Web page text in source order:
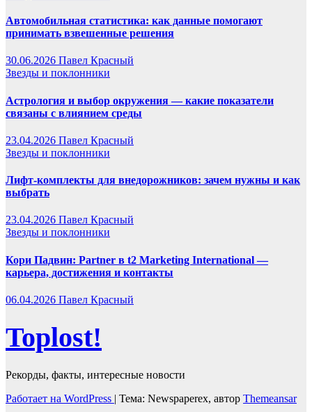
Автомобильная статистика: как данные помогают
принимать взвешенные решения
30.06.2026 Павел Красный
Звезды и поклонники
Астрология и выбор окружения — какие показатели
связаны с влиянием среды
23.04.2026 Павел Красный
Звезды и поклонники
Лифт-комплекты для внедорожников: зачем нужны и как
выбрать
23.04.2026 Павел Красный
Звезды и поклонники
Кори Падвин: Partner в t2 Marketing International —
карьера, достижения и контакты
06.04.2026 Павел Красный
Toplost!
Рекорды, факты, интересные новости
Работает на WordPress | Тема: Newspaperex, автор Themeansar